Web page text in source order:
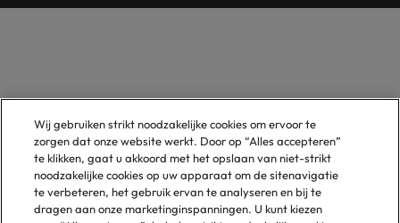
Wij gebruiken strikt noodzakelijke cookies om ervoor te
zorgen dat onze website werkt. Door op “Alles accepteren”
te klikken, gaat u akkoord met het opslaan van niet-strikt
noodzakelijke cookies op uw apparaat om de sitenavigatie
te verbeteren, het gebruik ervan te analyseren en bij te
dragen aan onze marketinginspanningen. U kunt kiezen